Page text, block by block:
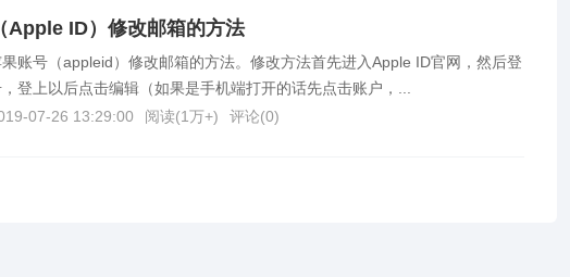
Apple ID）修改邮箱的方法
账号（appleid）修改邮箱的方法。修改方法首先进入Apple ID官网，然后登
登上以后点击编辑（如果是手机端打开的话先点击账户，...
07-26 13:29:00 阅读(1万+) 评论(0)